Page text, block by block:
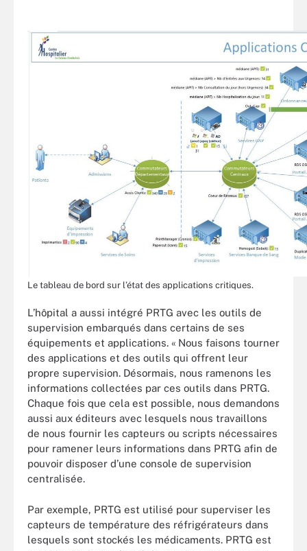
Le tableau de bord sur l’état des applications critiques.
L’hôpital a aussi intégré PRTG avec les outils de
supervision embarqués dans certains de ses
équipements et applications. « Nous faisons tourner
des applications et des outils qui offrent leur
propre supervision. Désormais, nous ramenons les
informations collectées par ces outils dans PRTG.
Chaque fois que cela est possible, nous demandons
aussi aux éditeurs avec lesquels nous travaillons
de nous fournir les capteurs ou scripts nécessaires
pour ramener leurs informations dans PRTG afin de
pouvoir disposer d’une console de supervision
centralisée.
Par exemple, PRTG est utilisé pour superviser les
capteurs de température des réfrigérateurs dans
lesquels sont stockés les médicaments. PRTG est